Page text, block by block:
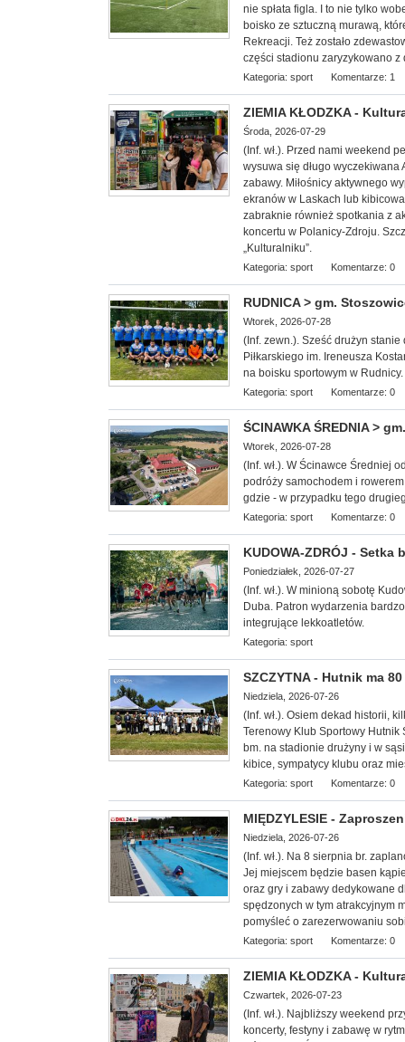
nie spłata figla. I to nie tylko
boisko ze sztuczną murawą,
Rekreacji. Też zostało
części stadionu zaryzykowano
Kategoria: sport Komentarze: 1
ZIEMIA KŁODZKA -
Środa, 2026-07-29
(Inf. wł.). Przed nami weekend
wysuwa się długo
zabawy. Miłośnicy aktywnego
ekranów w Laskach lub
zabraknie również spotkania z
koncertu w Polanicy-Zdroju.
„Kulturalniku”.
Kategoria: sport Komentarze: 0
RUDNICA > gm.
Wtorek, 2026-07-28
(Inf. zewn.). Sześć drużyn
Piłkarskiego im. Ireneusza
na boisku sportowym w Rudnicy.
Kategoria: sport Komentarze: 0
ŚCINAWKA ŚREDNIA >
Wtorek, 2026-07-28
(Inf. wł.). W Ścinawce Średniej
podróży samochodem i
gdzie - w przypadku tego
Kategoria: sport Komentarze: 0
KUDOWA-ZDRÓJ -
Poniedziałek, 2026-07-27
(Inf. wł.). W minioną sobotę
Duba. Patron wydarzenia
integrujące lekkoatletów.
Kategoria: sport
SZCZYTNA - Hutnik ma
Niedziela, 2026-07-26
(Inf. wł.). Osiem dekad historii,
Terenowy Klub Sportowy Hutnik
bm. na stadionie drużyny i w
kibice, sympatycy klubu oraz
Kategoria: sport Komentarze: 0
MIĘDZYLESIE -
Niedziela, 2026-07-26
(Inf. wł.). Na 8 sierpnia br.
Jej miejscem będzie basen
oraz gry i zabawy dedykowane
spędzonych w tym atrakcyjnym
pomyśleć o zarezerwowaniu
Kategoria: sport Komentarze: 0
ZIEMIA KŁODZKA -
Czwartek, 2026-07-23
(Inf. wł.). Najbliższy weekend
koncerty, festyny i zabawę w